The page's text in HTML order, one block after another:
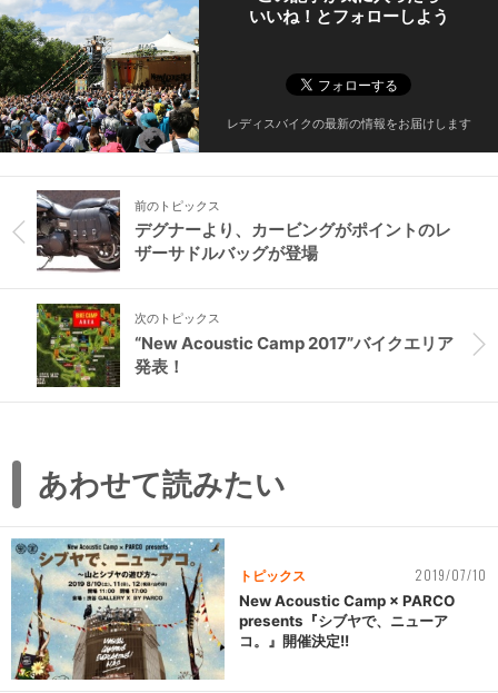
いいね！とフォローしよう
レディスバイクの最新の情報をお届けします
前のトピックス
デグナーより、カービングがポイントのレ
ザーサドルバッグが登場
次のトピックス
“New Acoustic Camp 2017”バイクエリア
発表！
あわせて読みたい
トピックス 2019/07/10
New Acoustic Camp × PARCO
presents『シブヤで、ニューア
コ。』開催決定!!